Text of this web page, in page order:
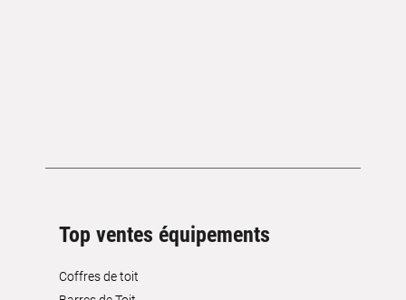
Top ventes équipements
Coffres de toit